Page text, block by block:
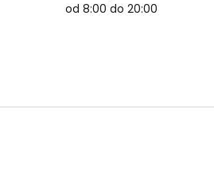
od 8:00 do 20:00